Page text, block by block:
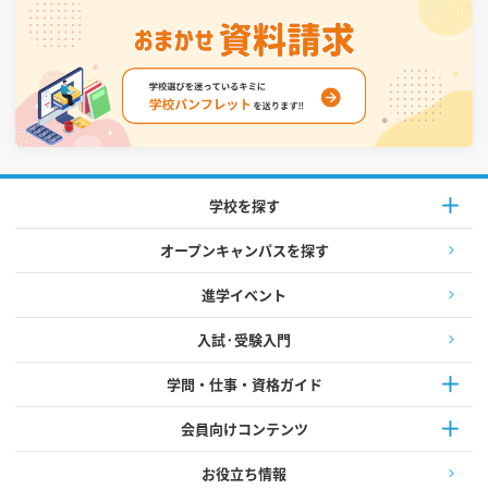
学校を探す
オープンキャンパスを探す
進学イベント
入試·受験入門
学問・仕事・資格ガイド
会員向けコンテンツ
お役立ち情報